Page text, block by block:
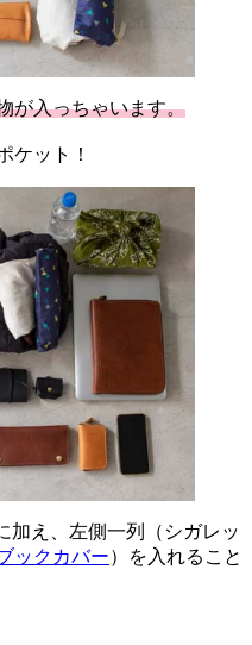
が入っちゃいます。
ケット！
加え、左側一列（シガレッ
ックカバー）を入れること